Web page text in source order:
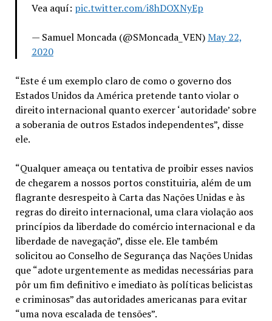
Vea aquí: pic.twitter.com/i8hDOXNyEp
— Samuel Moncada (@SMoncada_VEN)May 22,
2020
“Este é um exemplo claro de como o governo dos
Estados Unidos da América pretende tanto violar o
direito internacional quanto exercer ‘autoridade’ sobre
a soberania de outros Estados independentes”, disse
ele.
“Qualquer ameaça ou tentativa de proibir esses navios
de chegarem a nossos portos constituiria, além de um
flagrante desrespeito à Carta das Nações Unidas e às
regras do direito internacional, uma clara violação aos
princípios da liberdade do comércio internacional e da
liberdade de navegação”, disse ele. Ele também
solicitou ao Conselho de Segurança das Nações Unidas
que “adote urgentemente as medidas necessárias para
pôr um fim definitivo e imediato às políticas belicistas
e criminosas” das autoridades americanas para evitar
“uma nova escalada de tensões”.